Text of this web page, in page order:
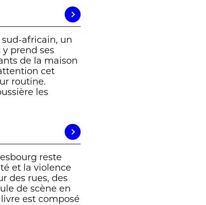
africain, un
prend ses
de la maison
cet
routine.
les
reste
et la violence
des rues, des
de scène en
est composé